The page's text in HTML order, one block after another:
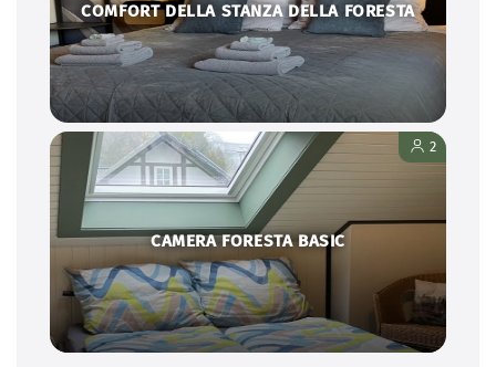
COMFORT DELLA STANZA DELLA FORESTA
CAMERA FORESTA BASIC
2